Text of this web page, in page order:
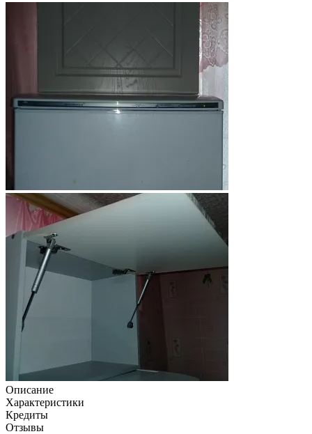
Описание
Характеристики
Кредиты
Отзывы